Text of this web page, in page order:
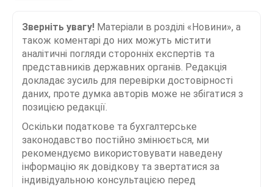
Зверніть увагу! Матеріали в розділі «Новини», а
також коментарі до них можуть містити
аналітичні погляди сторонніх експертів та
представників державних органів. Редакція
докладає зусиль для перевірки достовірності
даних, проте думка авторів може не збігатися з
позицією редакції.
Оскільки податкове та бухгалтерське
законодавство постійно змінюється, ми
рекомендуємо використовувати наведену
інформацію як довідкову та звертатися за
індивідуальною консультацією перед